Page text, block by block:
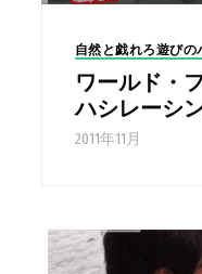
自然と戯れろ遊びの
ワールド・
ハシレーシ
2011年11月